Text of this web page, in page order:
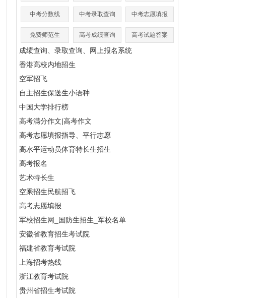
中考分数线 中考录取查询 中考志愿填报
免费师范生 高考成绩查询 高考试题答案
成绩查询、录取查询、网上报名系统
香港高校内地招生
空军招飞
自主招生保送生小语种
中国大学排行榜
高考满分作文|高考作文
高考志愿填报指导、平行志愿
高水平运动员体育特长生招生
高考报名
艺术特长生
空乘招生民航招飞
高考志愿填报
军校招生网_国防生招生_军校名单
安徽省教育招生考试院
福建省教育考试院
上海招考热线
浙江教育考试院
贵州省招生考试院